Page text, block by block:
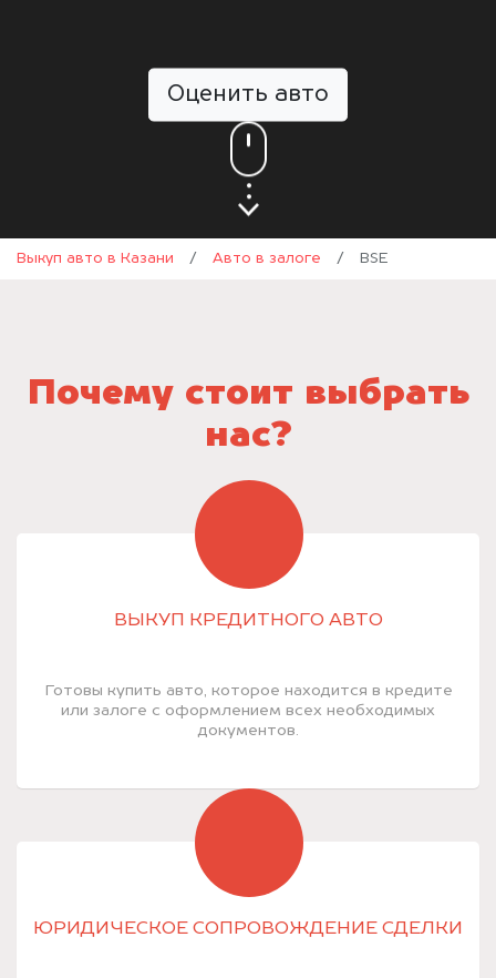
Оценить авто
Выкуп авто в Казани / Авто в залоге / BSE
Почему стоит выбрать
нас?
ВЫКУП КРЕДИТНОГО АВТО
Готовы купить авто, которое находится в кредите
или залоге с оформлением всех необходимых
документов.
ЮРИДИЧЕСКОЕ СОПРОВОЖДЕНИЕ СДЕЛКИ